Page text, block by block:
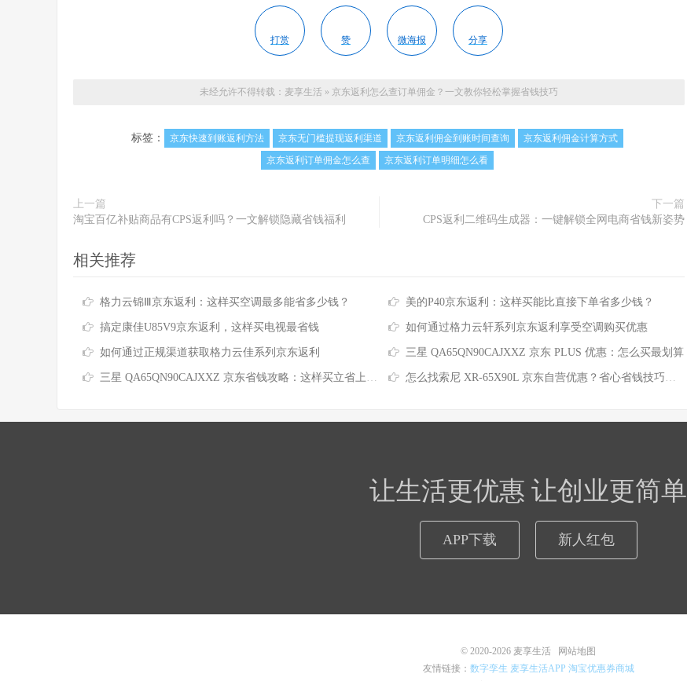
打赏 赞 微海报 分享
未经允许不得转载： 麦享生活 » 京东返利怎么查订单佣金？一文教你轻松掌握省钱技巧
标签： 京东快速到账返利方法 京东无门槛提现返利渠道 京东返利佣金到账时间查询
京东返利佣金计算方式
京东返利订单佣金怎么查
京东返利订单明细怎么看
上一篇
淘宝百亿补贴商品有CPS返利吗？一文解锁隐藏省钱福利
下一篇
CPS返利二维码生成器：一键解锁全网电商省钱新姿势
相关推荐
格力云锦Ⅲ京东返利：这样买空调最多能省多少钱？ 美的P40京东返利：这样买能比直接下单省多少钱？
搞定康佳U85V9京东返利，这样买电视最省钱 如何通过格力云轩系列京东返利享受空调购买优惠
如何通过正规渠道获取格力云佳系列京东返利 三星 QA65QN90CAJXXZ 京东 PLUS 优惠：怎么买最划算
三星 QA65QN90CAJXXZ 京东省钱攻略：这样买立省上千元 怎么找索尼 XR-65X90L 京东自营优惠？省心省钱技巧分享
让生活更优惠 让创业更简单
APP下载 新人红包
© 2020-2026 麦享生活
网站地图
友情链接： 数字孪生 麦享生活APP 淘宝优惠券商城